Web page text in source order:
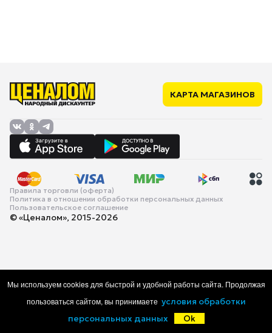
КАРТА МАГАЗИНОВ
Правила торговли (оферта)
Политика в отношении обработки персональных данных
Пользовательское соглашение
© «Ценалом», 2015-2026
Каталог Корзина Избранное
Мы используем cookies для быстрой и удобной работы сайта. Продолжая
пользоваться сайтом, вы принимаете условия обработки
персональных данных
Ok